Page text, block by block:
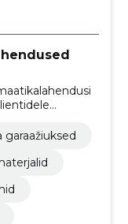
garaažiuksed